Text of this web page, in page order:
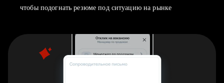
чтобы подогнать резюме под ситуацию на рынке